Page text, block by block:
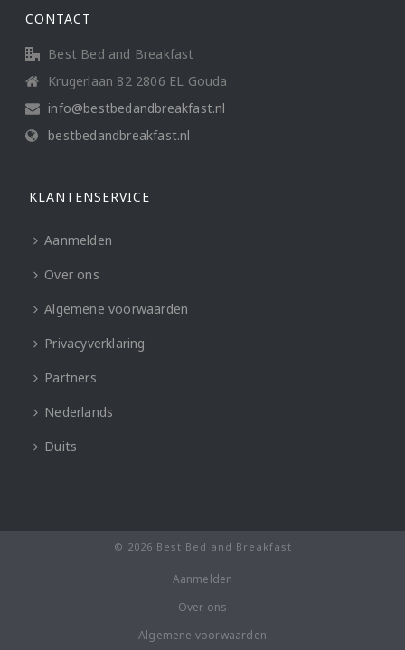
CONTACT
Best Bed and Breakfast
Krugerlaan 82 2806 EL Gouda
info@bestbedandbreakfast.nl
bestbedandbreakfast.nl
KLANTENSERVICE
Aanmelden
Over ons
Algemene voorwaarden
Privacyverklaring
Partners
Nederlands
Duits
© 2026 Best Bed and Breakfast
Aanmelden
Over ons
Algemene voorwaarden